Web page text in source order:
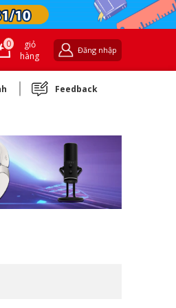
0
giỏ
hàng
Đăng nhập
Feedback